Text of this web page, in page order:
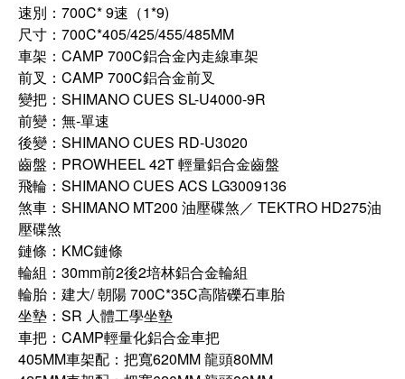
速別：700C* 9速（1*9)
尺寸：700C*405/425/455/485MM
車架：CAMP 700C鋁合金內走線車架
前叉：CAMP 700C鋁合金前叉
變把：SHIMANO CUES SL-U4000-9R
前變：無-單速
後變：SHIMANO CUES RD-U3020
齒盤：PROWHEEL 42T 輕量鋁合金齒盤
飛輪：SHIMANO CUES ACS LG3009136
煞車：SHIMANO MT200 油壓碟煞／ TEKTRO HD275油
壓碟煞
鏈條：KMC鏈條
輪組：30mm前2後2培林鋁合金輪組
輪胎：建大/ 朝陽 700C*35C高階礫石車胎
坐墊：SR 人體工學坐墊
車把：CAMP輕量化鋁合金車把
405MM車架配：把寬620MM 龍頭80MM